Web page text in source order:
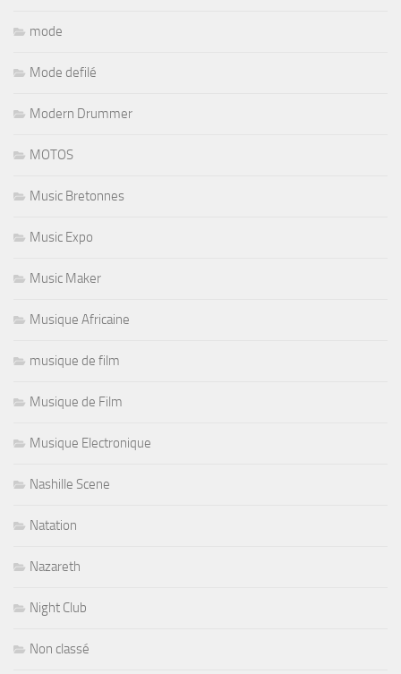
mode
Mode defilé
Modern Drummer
MOTOS
Music Bretonnes
Music Expo
Music Maker
Musique Africaine
musique de film
Musique de Film
Musique Electronique
Nashille Scene
Natation
Nazareth
Night Club
Non classé